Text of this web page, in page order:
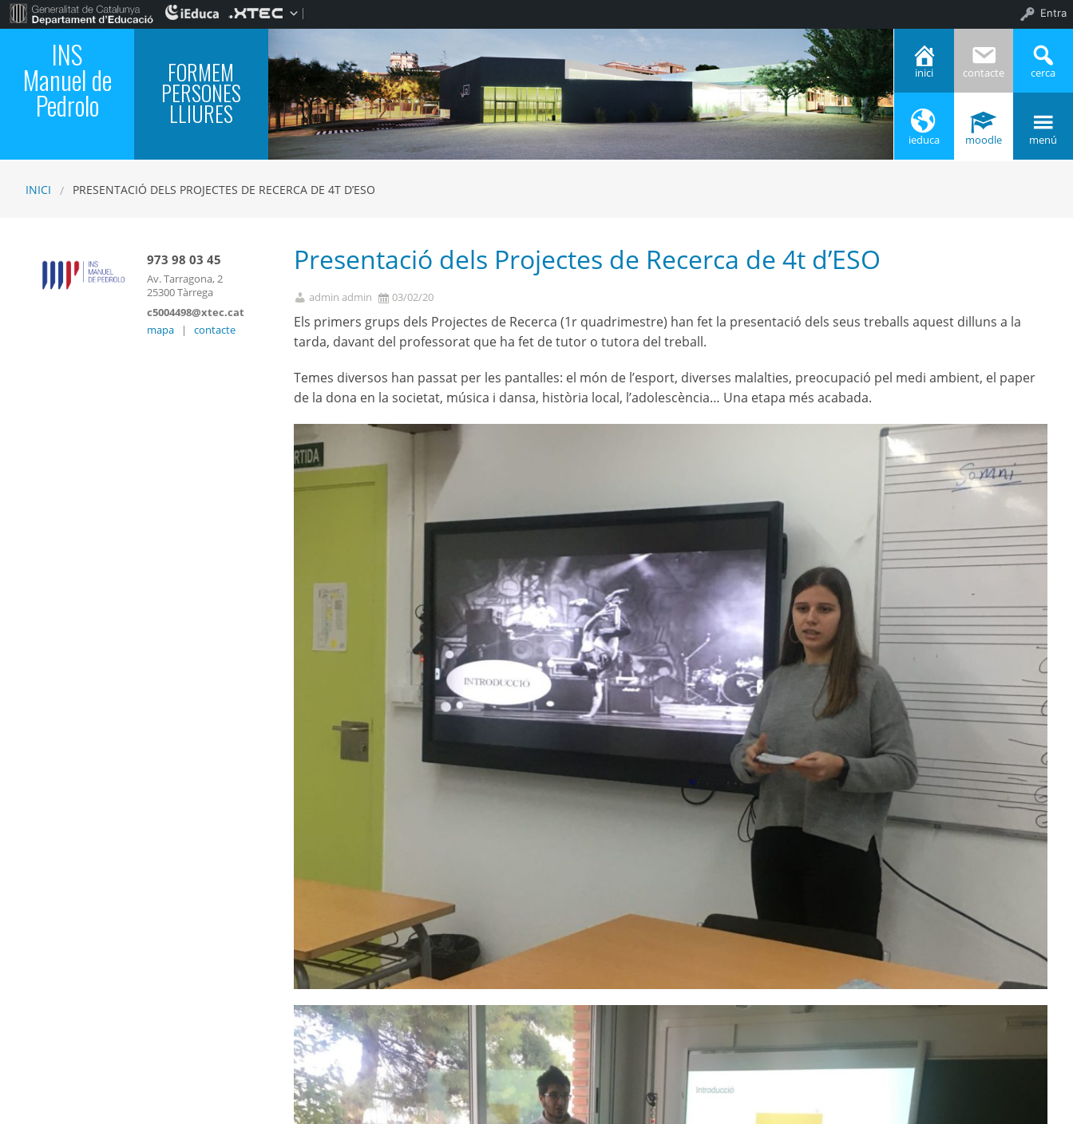
INS
Manuel de
Pedrolo
FORMEM
PERSONES
LLIURES
inici contacte cerca
ieduca moodle menú
INICI PRESENTACIÓ DELS PROJECTES DE RECERCA DE 4T D’ESO
Presentació dels Projectes de Recerca de 4t d’ESO
admin admin 03/02/20
Els primers grups dels Projectes de Recerca (1r quadrimestre) han fet la presentació dels seus treballs aquest dilluns a la
tarda, davant del professorat que ha fet de tutor o tutora del treball.
Temes diversos han passat per les pantalles: el món de l’esport, diverses malalties, preocupació pel medi ambient, el paper
de la dona en la societat, música i dansa, història local, l’adolescència… Una etapa més acabada.
973 98 03 45
Av. Tarragona, 2
25300 Tàrrega
c5004498@xtec.cat
mapa
| contacte
Entra